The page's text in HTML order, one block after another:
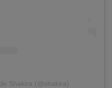
Shakira (@shakira)